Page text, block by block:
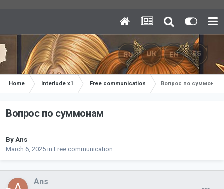
Home Interlude x1 Free communication Вопрос по суммонам
Вопрос по суммонам
By Ans
March 6, 2025 in Free communication
Ans